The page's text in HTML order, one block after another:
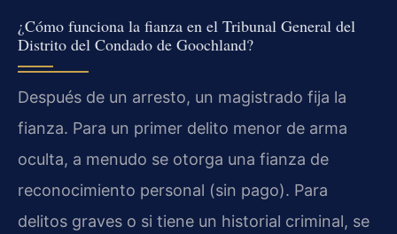
¿Cómo funciona la fianza en el Tribunal General del
Distrito del Condado de Goochland?
Después de un arresto, un magistrado fija la
fianza. Para un primer delito menor de arma
oculta, a menudo se otorga una fianza de
reconocimiento personal (sin pago). Para
delitos graves o si tiene un historial criminal, se